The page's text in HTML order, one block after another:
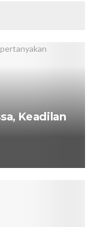
Keadilan